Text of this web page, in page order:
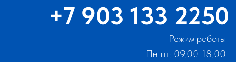
Режим работы
Пн-пт: 09.00-18.00
+7 903 133 2250